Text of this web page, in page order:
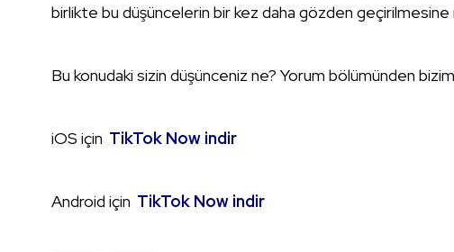
birlikte bu düşüncelerin bir kez daha gözden
Bu konudaki sizin düşünceniz ne? Yorum bölümünden
iOS için TikTok Now indir
Android için TikTok Now indir